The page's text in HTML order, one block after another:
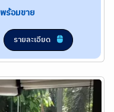
พร้อมขาย
รายละเอียด